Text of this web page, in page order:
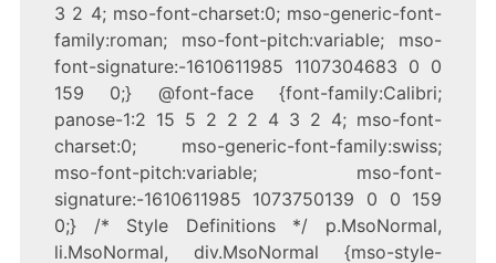
3 2 4; mso-font-charset:0; mso-generic-font-
family:roman; mso-font-pitch:variable; mso-
font-signature:-1610611985 1107304683 0 0
159 0;} @font-face {font-family:Calibri;
panose-1:2 15 5 2 2 2 4 3 2 4; mso-font-
charset:0; mso-generic-font-family:swiss;
mso-font-pitch:variable; mso-font-
signature:-1610611985 1073750139 0 0 159
0;} /* Style Definitions */ p.MsoNormal,
li.MsoNormal, div.MsoNormal {mso-style-